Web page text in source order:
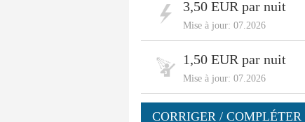
3,50 EUR par nuit
Mise à jour: 07.2026
1,50 EUR par nuit
Mise à jour: 07.2026
CORRIGER /